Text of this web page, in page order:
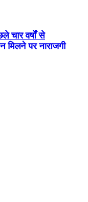
चार वर्षों से
मिलने पर नाराजगी